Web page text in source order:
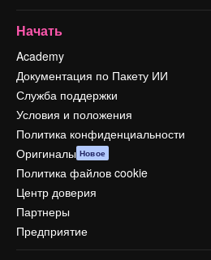
Начать
Academy
Документация по Пакету ИИ
Служба поддержки
Условия и положения
Политика конфиденциальности
Оригиналы Новое
Политика файлов cookie
Центр доверия
Партнеры
Предприятие